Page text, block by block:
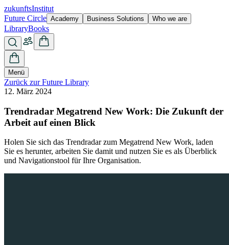
zukunftsInstitut
Future Circle Academy Business Solutions Who we are
LibraryBooks
Menü
Zurück zur Future Library
12. März 2024
Trendradar Megatrend New Work: Die Zukunft der
Arbeit auf einen Blick
Holen Sie sich das Trendradar zum Megatrend New Work, laden
Sie es herunter, arbeiten Sie damit und nutzen Sie es als Überblick
und Navigationstool für Ihre Organisation.